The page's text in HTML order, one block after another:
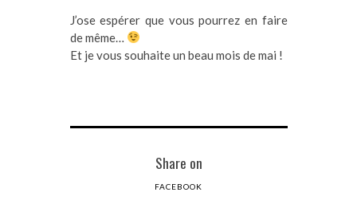
J’ose espérer que vous pourrez en faire
de même…
Et je vous souhaite un beau mois de mai !
Share on
FACEBOOK